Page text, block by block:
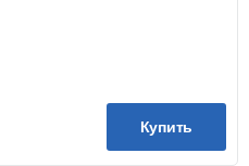
Купить